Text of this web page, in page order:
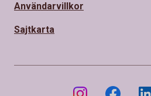
Användarvillkor
Sajtkarta